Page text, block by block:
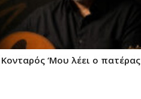
‘Μου λέει ο πατέρας